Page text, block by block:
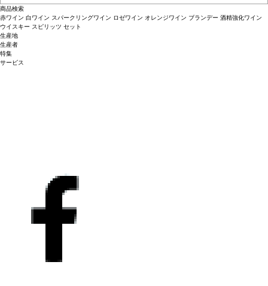
要品種である。このワインは丹精込めて造られ、マルベックを主体としたブレンド
「グラン・コルテ」が世界規模での展開を志している。 テイスティングノートア
ルゼンチンを代表する典型的なマルベック品種の、スミレとプルーンのアロマが広
がる。非常に濃厚で、カベルネ・フランの柔らかいタンニンとバラの芳香を示し、
エレガントで繊細。偉大なワインに必要なすべての要素、複雑さやエレガンスを備
えている。
える。どの年においても、収穫、選別共に手作業で行われ、最新技術を導入した機
械を使用して最高品質を作る要件の下発酵が行われる。アンデスの麓、メンドーサ
から120キロ南に位置し、このユニークなテロワールにおいてマルベック品種は主
要品種である。このワインは丹精込めて造られ、マルベックを主体としたブレンド
「グラン・コルテ」が世界規模での展開を志している。
ルゼンチンを代表する典型的なマルベック品種の、スミレとプルーンのアロマが広
商品検索
赤ワイン 白ワイン スパークリングワイン ロゼワイン オレンジワイン ブランデー 酒精強化ワイン
ウイスキー スピリッツ セット
生産地
生産者
特集
サービス